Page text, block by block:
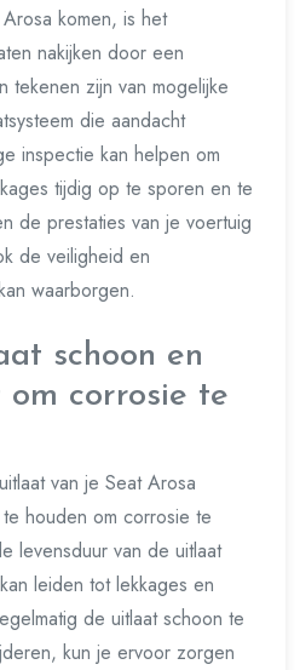
komen, is het
nakijken door een
tekenen zijn van mogelijke
die aandacht
inspectie kan helpen om
tijdig op te sporen en te
de prestaties van je voertuig
de veiligheid en
waarborgen.
schoon en
corrosie te
van je Seat Arosa
houden om corrosie te
levensduur van de uitlaat
leiden tot lekkages en
de uitlaat schoon te
kun je ervoor zorgen